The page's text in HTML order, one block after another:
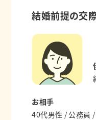
結婚前提の交
お相手
40代男性 / 公務員